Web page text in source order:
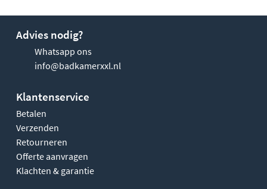
Advies nodig?
Whatsapp ons
info@badkamerxxl.nl
Klantenservice
Betalen
Verzenden
Retourneren
Offerte aanvragen
Klachten & garantie